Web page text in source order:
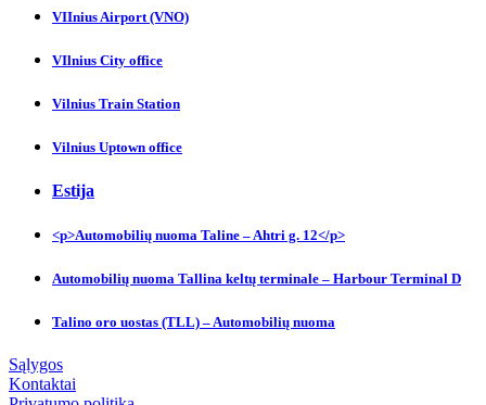
VIInius Airport (VNO)
VIlnius City оffice
Vilnius Trаin Station
Vilnius Uptown officе
Estija
<p>Automobilių nuoma Taline – Ahtri g. 12</p>
Automobilių nuoma Tallina keltų terminale – Harbour Terminal D
Talino oro uostas (TLL) – Automobilių nuoma
Sąlygos
Kontaktai